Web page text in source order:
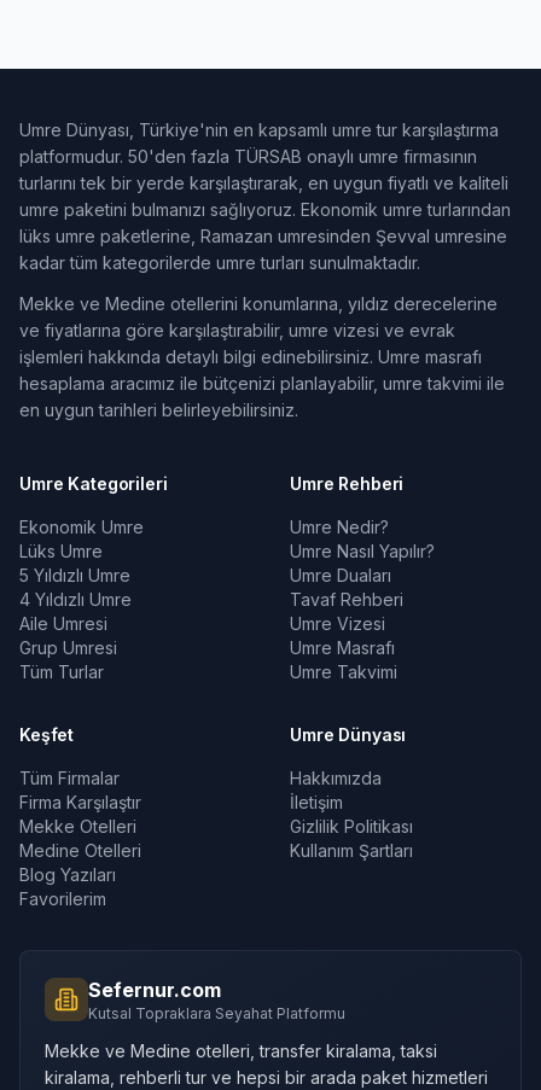
Umre Dünyası, Türkiye'nin en kapsamlı umre tur karşılaştırma
platformudur. 50'den fazla TÜRSAB onaylı umre firmasının
turlarını tek bir yerde karşılaştırarak, en uygun fiyatlı ve kaliteli
umre paketini bulmanızı sağlıyoruz. Ekonomik umre turlarından
lüks umre paketlerine, Ramazan umresinden Şevval umresine
kadar tüm kategorilerde umre turları sunulmaktadır.
Mekke ve Medine otellerini konumlarına, yıldız derecelerine
ve fiyatlarına göre karşılaştırabilir, umre vizesi ve evrak
işlemleri hakkında detaylı bilgi edinebilirsiniz. Umre masrafı
hesaplama aracımız ile bütçenizi planlayabilir, umre takvimi ile
en uygun tarihleri belirleyebilirsiniz.
Umre Kategorileri
Ekonomik Umre
Lüks Umre
5 Yıldızlı Umre
4 Yıldızlı Umre
Aile Umresi
Grup Umresi
Tüm Turlar
Umre Rehberi
Umre Nedir?
Umre Nasıl Yapılır?
Umre Duaları
Tavaf Rehberi
Umre Vizesi
Umre Masrafı
Umre Takvimi
Keşfet
Tüm Firmalar
Firma Karşılaştır
Mekke Otelleri
Medine Otelleri
Blog Yazıları
Favorilerim
Umre Dünyası
Hakkımızda
İletişim
Gizlilik Politikası
Kullanım Şartları
Sefernur.com
Kutsal Topraklara Seyahat Platformu
Mekke ve Medine otelleri, transfer kiralama, taksi
kiralama, rehberli tur ve hepsi bir arada paket hizmetleri